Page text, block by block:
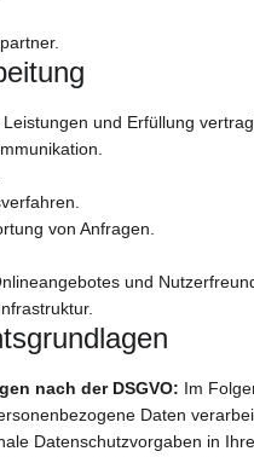
und Erfüllung
von Anfragen.
und
nach der DSGVO: Im
Daten
Datenschutzvorgaben in